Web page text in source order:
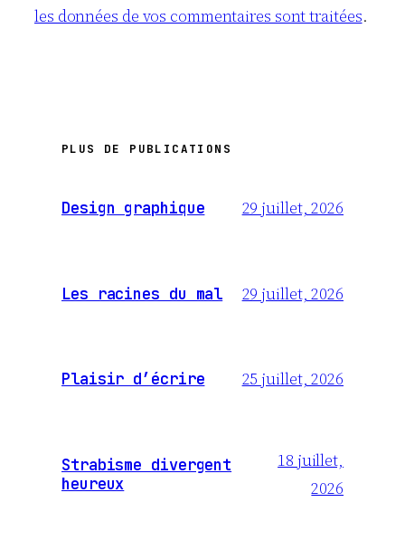
les données de vos commentaires sont traitées.
PLUS DE PUBLICATIONS
Design graphique 29 juillet, 2026
Les racines du mal 29 juillet, 2026
Plaisir d’écrire 25 juillet, 2026
Strabisme divergent
heureux
18 juillet,
2026